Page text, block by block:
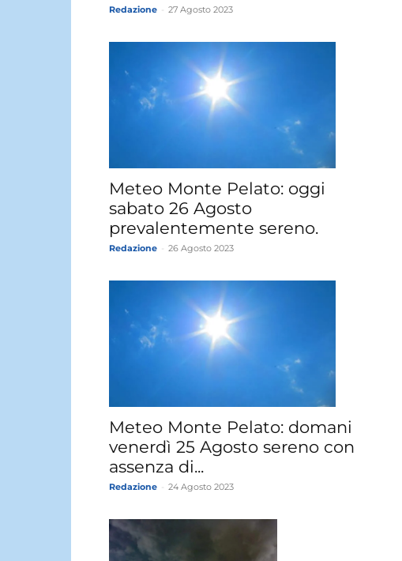
Redazione 27 Agosto 2023
Meteo Monte Pelato: oggi
sabato 26 Agosto
prevalentemente sereno.
Redazione 26 Agosto 2023
Meteo Monte Pelato: domani
venerdì 25 Agosto sereno con
assenza di...
Redazione 24 Agosto 2023